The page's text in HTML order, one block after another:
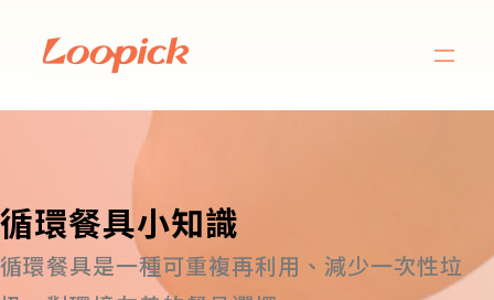
循環餐具小知識
循環餐具是一種可重複再利用、減少一次性垃